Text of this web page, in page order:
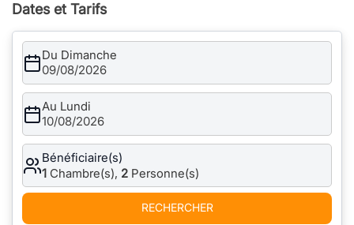
Dates et Tarifs
Du Dimanche
09/08/2026
Au Lundi
10/08/2026
Bénéficiaire(s)
1 Chambre(s), 2 Personne(s)
RECHERCHER